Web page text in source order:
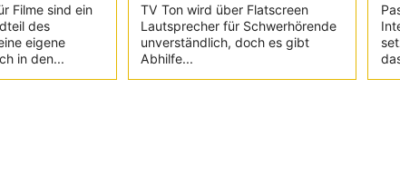
Filme sind ein
des
eigene
in den...
TV Ton wird über Flatscreen
Lautsprecher für Schwerhörende
unverständlich, doch es gibt
Abhilfe...